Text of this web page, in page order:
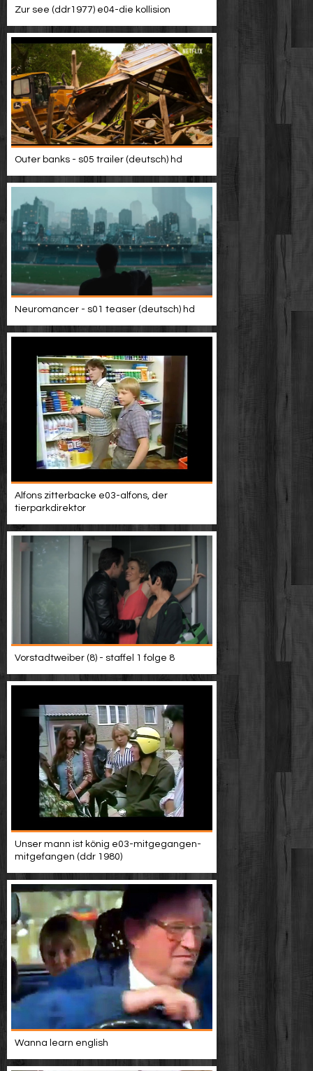
Zur see (ddr1977) e04-die kollision
Outer banks - s05 trailer (deutsch) hd
Neuromancer - s01 teaser (deutsch) hd
Alfons zitterbacke e03-alfons, der
tierparkdirektor
Vorstadtweiber (8) - staffel 1 folge 8
Unser mann ist könig e03-mitgegangen-
mitgefangen (ddr 1980)
Wanna learn english